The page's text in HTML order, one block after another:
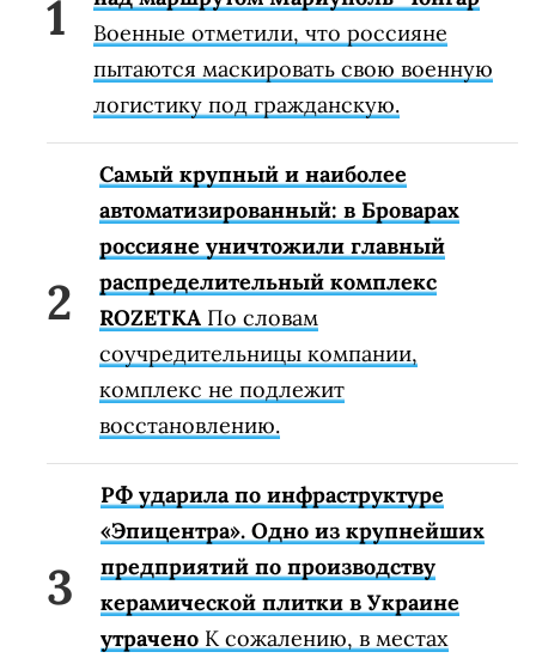
Военные отметили, что россияне
пытаются маскировать свою военную
логистику под гражданскую.
Самый крупный и наиболее
автоматизированный: в Броварах
россияне уничтожили главный
распределительный комплекс
ROZETKA По словам
соучредительницы компании,
комплекс не подлежит
восстановлению.
РФ ударила по инфраструктуре
«Эпицентра». Одно из крупнейших
предприятий по производству
керамической плитки в Украине
утрачено К сожалению, в местах